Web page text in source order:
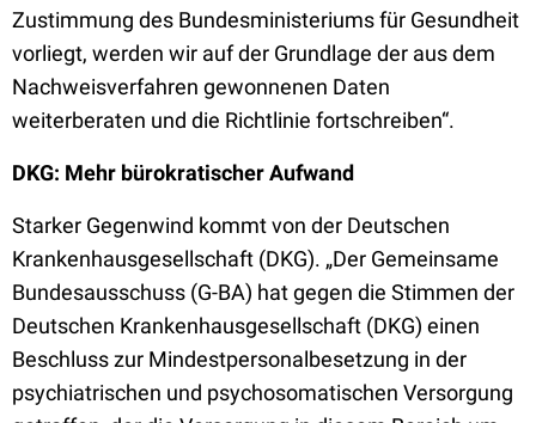
Zustimmung des Bundesministeriums für Gesundheit
vorliegt, werden wir auf der Grundlage der aus dem
Nachweisverfahren gewonnenen Daten
weiterberaten und die Richtlinie fortschreiben“.
DKG: Mehr bürokratischer Aufwand
Starker Gegenwind kommt von der Deutschen
Krankenhausgesellschaft (DKG). „Der Gemeinsame
Bundesausschuss (G-BA) hat gegen die Stimmen der
Deutschen Krankenhausgesellschaft (DKG) einen
Beschluss zur Mindestpersonalbesetzung in der
psychiatrischen und psychosomatischen Versorgung